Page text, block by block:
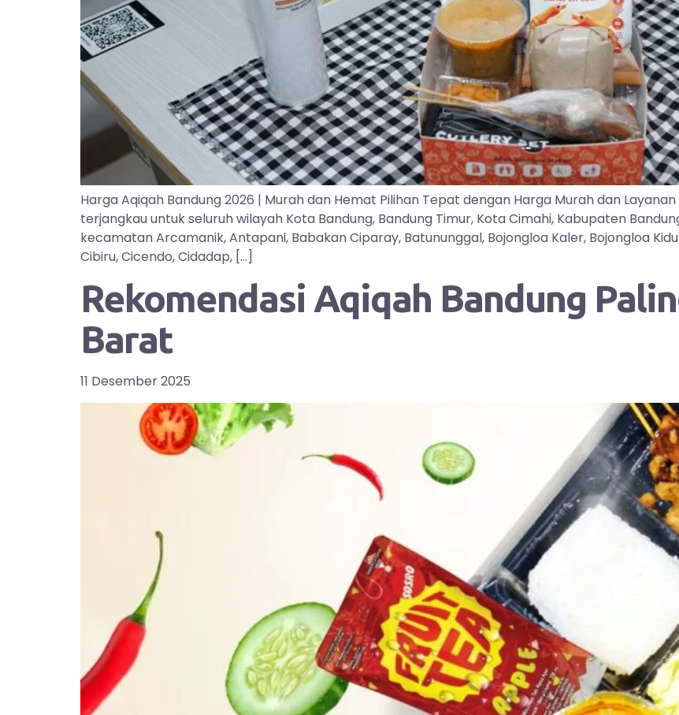
Harga Aqiqah Bandung 2026 | Murah dan Hemat Pilihan Tepat dengan Harga Murah dan
terjangkau untuk seluruh wilayah Kota Bandung, Bandung Timur, Kota Cimahi, Kabupaten
kecamatan Arcamanik, Antapani, Babakan Ciparay, Batununggal, Bojongloa Kaler, Bojongloa
Cibiru, Cicendo, Cidadap, […]
Rekomendasi Aqiqah Bandung
Barat
11 Desember 2025